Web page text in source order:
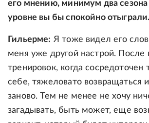
его мнению, минимум два
уровне вы бы спокойно
Гильерме: Я тоже видел его
меня уже другой настрой. После
тренировок, когда сосредоточен
себе, тяжеловато возвращаться
заново. Тем не менее не хочу
загадывать, быть может, еще